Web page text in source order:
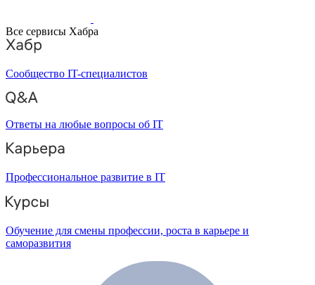
Все сервисы Хабра
Сообщество IT-специалистов
Ответы на любые вопросы об IT
Профессиональное развитие в IT
Обучение для смены профессии, роста в карьере и
саморазвития